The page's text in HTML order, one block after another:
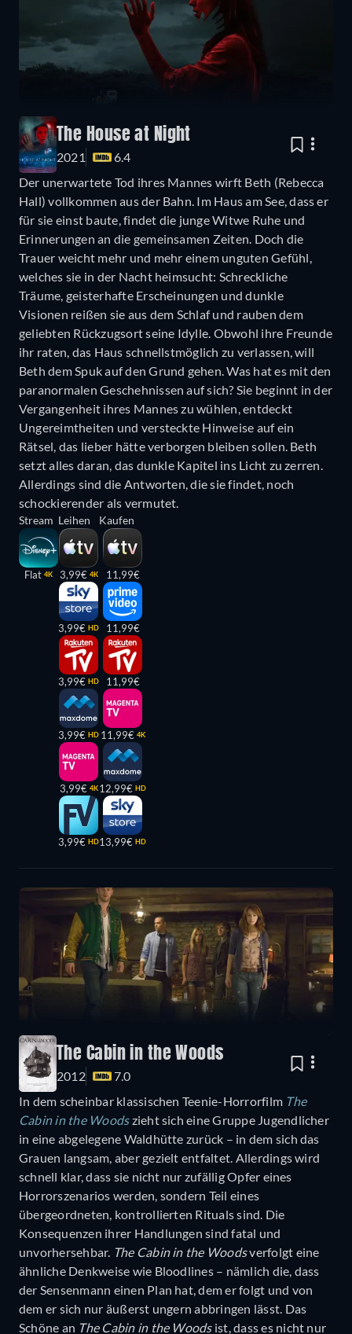
The House at Night
2021
6.4
Der unerwartete Tod ihres Mannes wirft Beth (Rebecca
Hall) vollkommen aus der Bahn. Im Haus am See, dass er
für sie einst baute, findet die junge Witwe Ruhe und
Erinnerungen an die gemeinsamen Zeiten. Doch die
Trauer weicht mehr und mehr einem unguten Gefühl,
welches sie in der Nacht heimsucht: Schreckliche
Träume, geisterhafte Erscheinungen und dunkle
Visionen reißen sie aus dem Schlaf und rauben dem
geliebten Rückzugsort seine Idylle. Obwohl ihre Freunde
ihr raten, das Haus schnellstmöglich zu verlassen, will
Beth dem Spuk auf den Grund gehen. Was hat es mit den
paranormalen Geschehnissen auf sich? Sie beginnt in der
Vergangenheit ihres Mannes zu wühlen, entdeckt
Ungereimtheiten und versteckte Hinweise auf ein
Rätsel, das lieber hätte verborgen bleiben sollen. Beth
setzt alles daran, das dunkle Kapitel ins Licht zu zerren.
Allerdings sind die Antworten, die sie findet, noch
schockierender als vermutet.
Stream
Flat 4K
Leihen
3,99€ 4K
3,99€ HD
3,99€ HD
3,99€ HD
3,99€ 4K
3,99€ HD
Kaufen
11,99€
11,99€
11,99€
11,99€ 4K
12,99€ HD
13,99€ HD
The Cabin in the Woods
2012
7.0
In dem scheinbar klassischen Teenie-Horrorfilm The
Cabin in the Woodszieht sich eine Gruppe Jugendlicher
in eine abgelegene Waldhütte zurück – in dem sich das
Grauen langsam, aber gezielt entfaltet. Allerdings wird
schnell klar, dass sie nicht nur zufällig Opfer eines
Horrorszenarios werden, sondern Teil eines
übergeordneten, kontrollierten Rituals sind. Die
Konsequenzen ihrer Handlungen sind fatal und
unvorhersehbar. The Cabin in the Woodsverfolgt eine
ähnliche Denkweise wie Bloodlines – nämlich die, dass
der Sensenmann einen Plan hat, dem er folgt und von
dem er sich nur äußerst ungern abbringen lässt. Das
Schöne an The Cabin in the Woodsist, dass es nicht nur